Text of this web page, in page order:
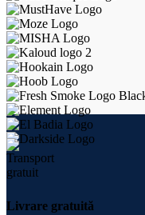
Livrare gratuită